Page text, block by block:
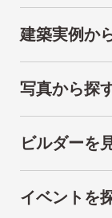
建築実例か
写真から探
ビルダーを
イベントを